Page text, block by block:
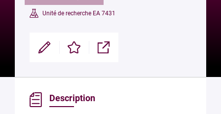
Unité de recherche EA 7431
Modifier Enregistrer Partager
Description